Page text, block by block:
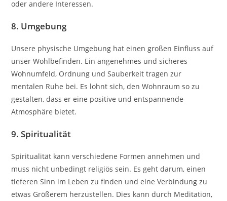
oder andere Interessen.
8. Umgebung
Unsere physische Umgebung hat einen großen Einfluss auf
unser Wohlbefinden. Ein angenehmes und sicheres
Wohnumfeld, Ordnung und Sauberkeit tragen zur
mentalen Ruhe bei. Es lohnt sich, den Wohnraum so zu
gestalten, dass er eine positive und entspannende
Atmosphäre bietet.
9. Spiritualität
Spiritualität kann verschiedene Formen annehmen und
muss nicht unbedingt religiös sein. Es geht darum, einen
tieferen Sinn im Leben zu finden und eine Verbindung zu
etwas Größerem herzustellen. Dies kann durch Meditation,